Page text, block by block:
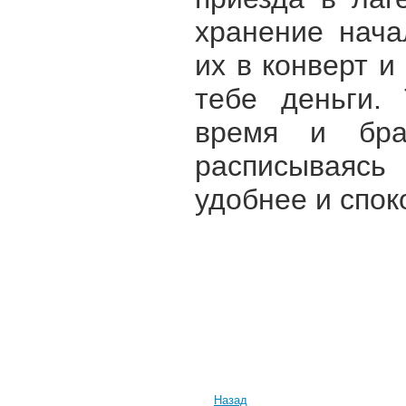
хранение
их в конверт
тебе
время и
удобнее и
Назад